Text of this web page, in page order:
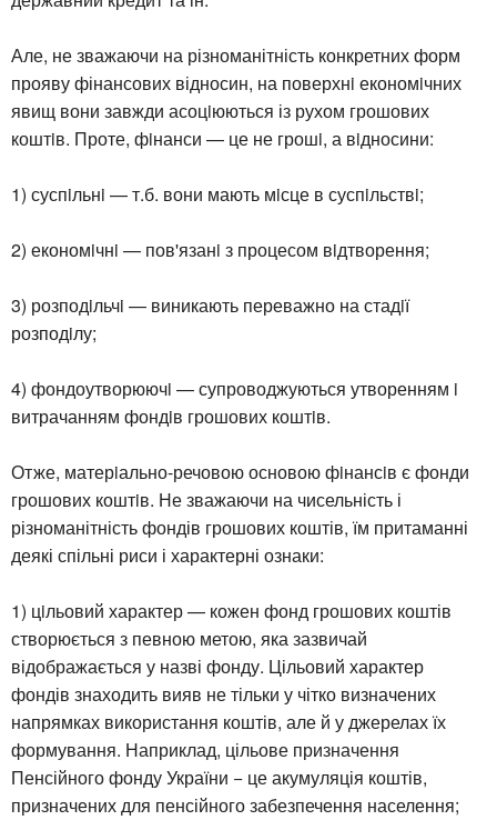
Але, не зважаючи на різноманітність конкретних форм
прояву фінансових відносин, на поверхнi економiчних
явищ вони завжди асоцiюються із рухом грошових
коштiв. Проте, фiнанси — це не грошi, а вiдносини:
1) суспiльнi — т.б. вони мають мiсце в суспiльствi;
2) економiчнi — пов'язанi з процесом вiдтворення;
3) розподiльчi — виникають переважно на стадiї
розподiлу;
4) фондоутворюючi — супроводжуються утворенням i
витрачанням фондiв грошових коштiв.
Отже, матерiально-речовою основою фiнансiв є фонди
грошових коштiв. Не зважаючи на чисельність і
різноманітність фондів грошових коштів, їм притаманні
деякі спільні риси і характерні ознаки:
1) цiльовий характер — кожен фонд грошових коштів
створюється з певною метою, яка зазвичай
відображається у назві фонду. Цільовий характер
фондів знаходить вияв не тільки у чітко визначених
напрямках використання коштів, але й у джерелах їх
формування. Наприклад, цільове призначення
Пенсійного фонду України − це акумуляція коштів,
призначених для пенсійного забезпечення населення;